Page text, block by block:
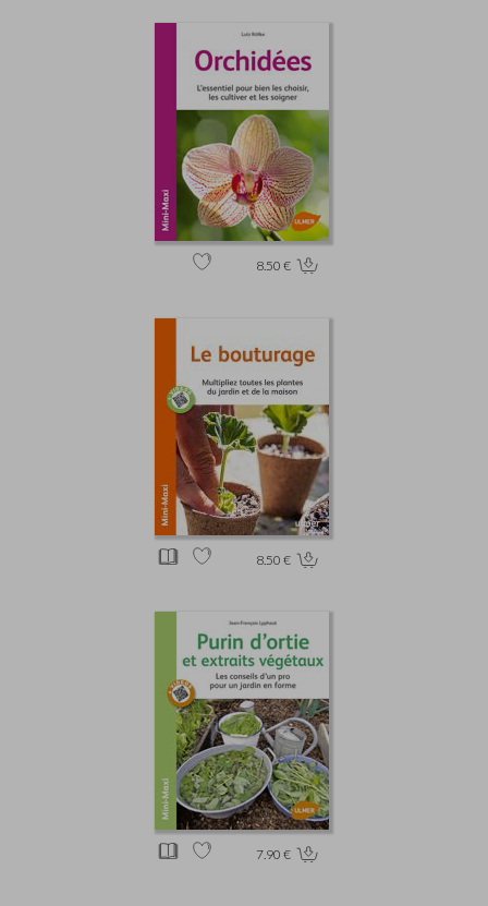
8.50 €
8.50 €
7.90 €